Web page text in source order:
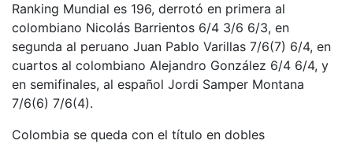
Ranking Mundial es 196, derrotó en primera al
colombiano Nicolás Barrientos 6/4 3/6 6/3, en
segunda al peruano Juan Pablo Varillas 7/6(7) 6/4, en
cuartos al colombiano Alejandro González 6/4 6/4, y
en semifinales, al español Jordi Samper Montana
7/6(6) 7/6(4).
Colombia se queda con el título en dobles